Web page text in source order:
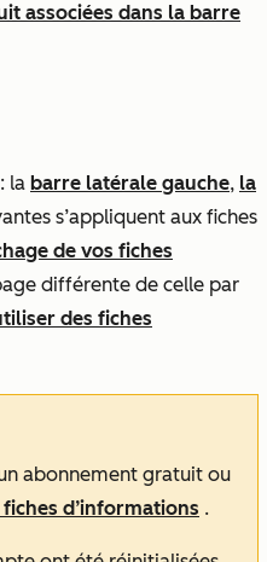
associées dans la barre
la barre latérale gauche, la
s’appliquent aux fiches
de vos fiches
différente de celle par
des fiches
abonnement gratuit ou
d’informations .